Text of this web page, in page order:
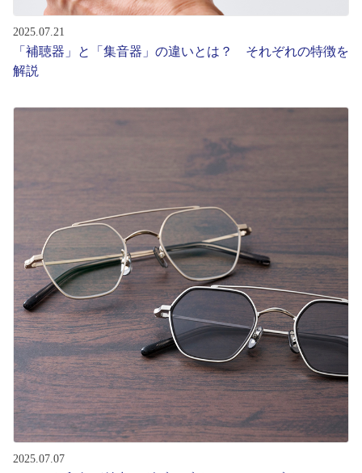
2025.07.21
「補聴器」と「集音器」の違いとは？ それぞれの特徴を
解説
2025.07.07